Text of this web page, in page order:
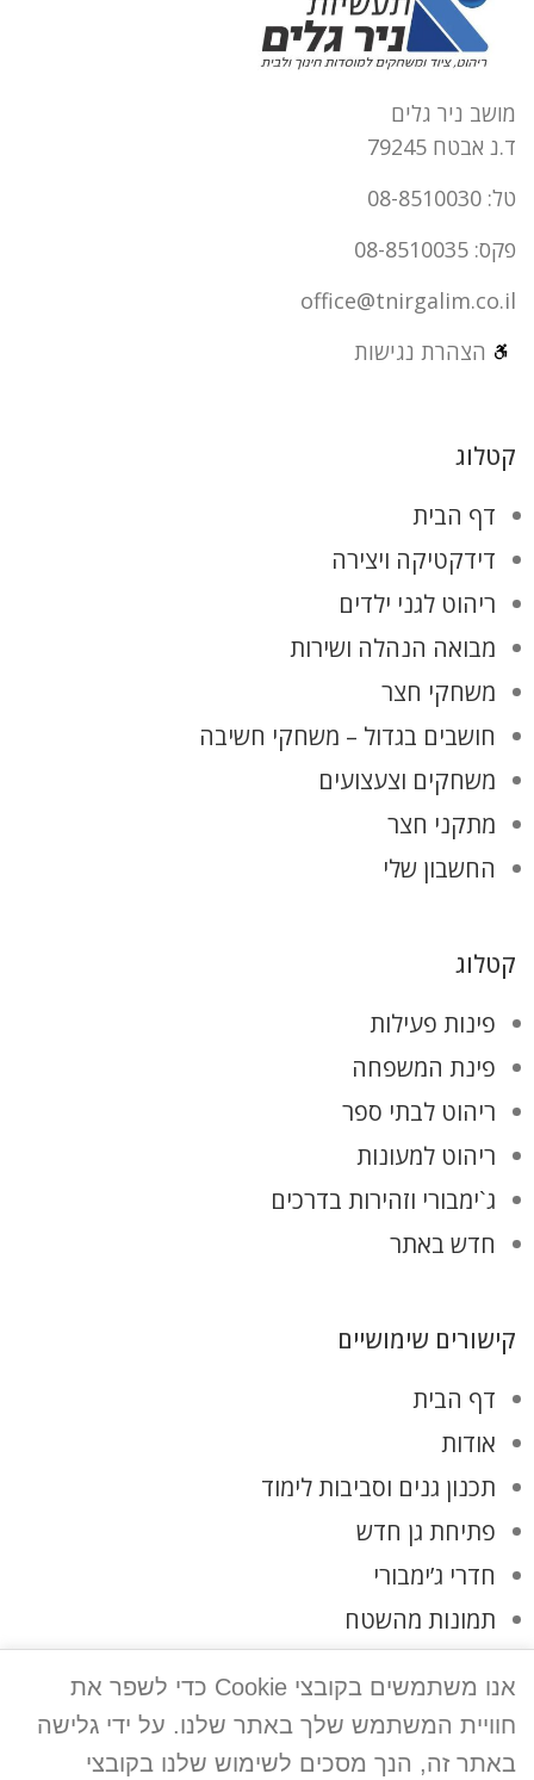
מושב ניר גלים
ד.נ אבטח 79245
טל: 08-8510030
פקס: 08-8510035
office@tnirgalim.co.il
הצהרת נגישות
קטלוג
דף הבית
דידקטיקה ויצירה
ריהוט לגני ילדים
מבואה הנהלה ושירות
משחקי חצר
חושבים בגדול – משחקי חשיבה
משחקים וצעצועים
מתקני חצר
החשבון שלי
קטלוג
פינות פעילות
פינת המשפחה
ריהוט לבתי ספר
ריהוט למעונות
ג`ימבורי וזהירות בדרכים
חדש באתר
קישורים שימושיים
דף הבית
אודות
תכנון גנים וסביבות לימוד
פתיחת גן חדש
חדרי ג’ימבורי
תמונות מהשטח
מדיניות פרטיות
אנו משתמשים בקובצי Cookie כדי לשפר את
חוויית המשתמש שלך באתר שלנו. על ידי גלישה
באתר זה, הנך מסכים לשימוש שלנו בקובצי